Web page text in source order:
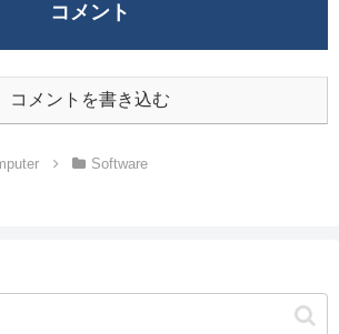
コメント
コメントを書き込む
Software